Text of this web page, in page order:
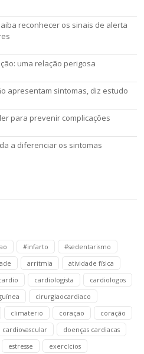
reconhecer os sinais de alerta
uma relação perigosa
apresentam sintomas, diz estudo
para prevenir complicações
a diferenciar os sintomas
#infarto
#sedentarismo
arritmia
atividade física
cardiologista
cardiologos
cirurgiaocardiaco
climaterio coraçao
coração
cardiovascular
doenças cardiacas
estresse
exercícios